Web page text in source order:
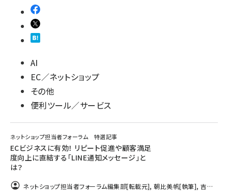
AI
EC／ネットショップ
その他
便利ツール／サービス
ネットショップ担当者フォーラム 特選記事
ECビジネスに有効！ リピート促進や顧客満足
度向上に直結する「LINE通知メッセージ」と
は？
ネットショップ担当者フォーラム編集部[転載元],朝比美帆[執筆],吉田